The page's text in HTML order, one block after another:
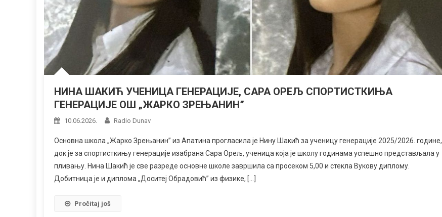
НИНА ШАКИЋ УЧЕНИЦА ГЕНЕРАЦИЈЕ, САРА ОРЕЉ СПОРТИСТКИЊА
ГЕНЕРАЦИЈЕ ОШ „ЖАРКО ЗРЕЊАНИН”
10.06.2026. Radio Dunav
Основна школа „Жарко Зрењанин” из Апатина прогласила је Нину Шакић за ученицу генерације 2025/2026. године,
док је за спортисткињу генерације изабрана Сара Орељ, ученица која је школу годинама успешно представљала у
пливању. Нина Шакић је све разреде основне школе завршила са просеком 5,00 и стекла Вукову диплому.
Добитница је и диплома „Доситеј Обрадовић” из физике, […]
Pročitaj još